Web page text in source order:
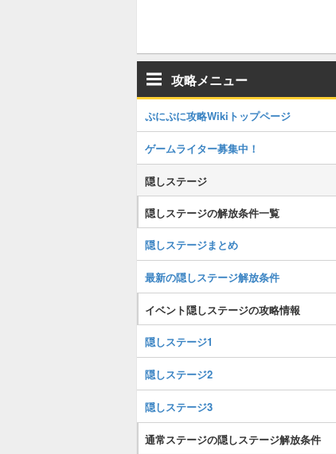
攻略メニュー
ぷにぷに攻略Wikiトップページ
ゲームライター募集中！
隠しステージ
隠しステージの解放条件一覧
隠しステージまとめ
最新の隠しステージ解放条件
イベント隠しステージの攻略情報
隠しステージ1
隠しステージ2
隠しステージ3
通常ステージの隠しステージ解放条件